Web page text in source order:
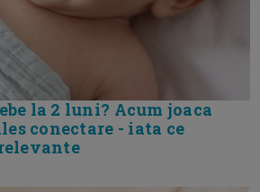
la 2 luni? Acum joaca
conectare - iata ce